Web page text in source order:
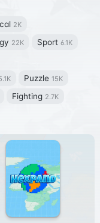
2K
22K Sport 6.1K
Puzzle 15K
Fighting 2.7K